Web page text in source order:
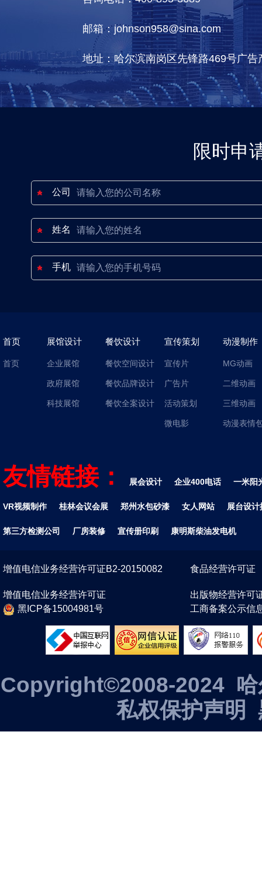
咨询电话：400-895-3689
邮箱：johnson958@sina.com
地址：哈尔滨南岗区先锋路469号广
限时申
公司
姓名
手机
首页
首页
展馆设计
企业展馆
政府展馆
科技展馆
餐饮设计
餐饮空间设计
餐饮品牌设计
餐饮全案设计
宣传策划
宣传片
广告片
活动策划
微电影
动漫制作
MG动画
二维动画
三维动画
动漫表情
友情链接： 展会设计 企业400电话 一米阳
VR视频制作 桂林会议会展 郑州水包砂漆 女人网站 展台设计
第三方检测公司 厂房装修 宣传册印刷 康明斯柴油发电机
增值电信业务经营许可证B2-20150082 食品经营许可证
增值电信业务经营许可证
出版物经营许可
黑ICP备15004981号
工商备案公示信
Copyright©2008-2024 哈
私权保护声明